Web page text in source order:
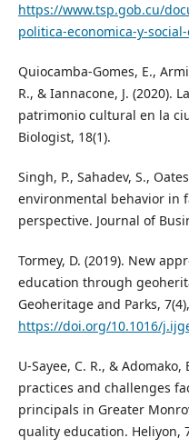
https://www.tsp.gob.cu/
politica-economica-y-
Quiocamba-Gomes, E.,
R., & Iannacone, J. (2020).
patrimonio cultural en la
Biologist, 18(1).
Singh, P., Sahadev, S.,
environmental behavior in
perspective. Journal of
Tormey, D. (2019). New
education through
Geoheritage and Parks,
https://doi.org/10.1016/
U-Sayee, C. R., &
practices and challenges
principals in Greater
quality education. Heliyon,